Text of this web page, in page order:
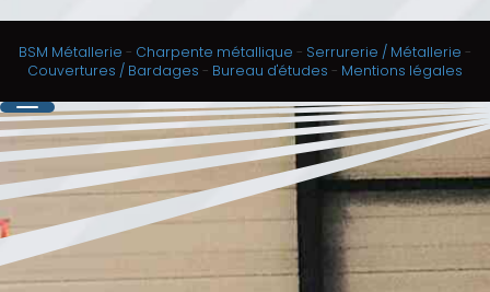
BSM Métallerie - Charpente métallique - Serrurerie / Métallerie -
Couvertures / Bardages - Bureau d'études - Mentions légales